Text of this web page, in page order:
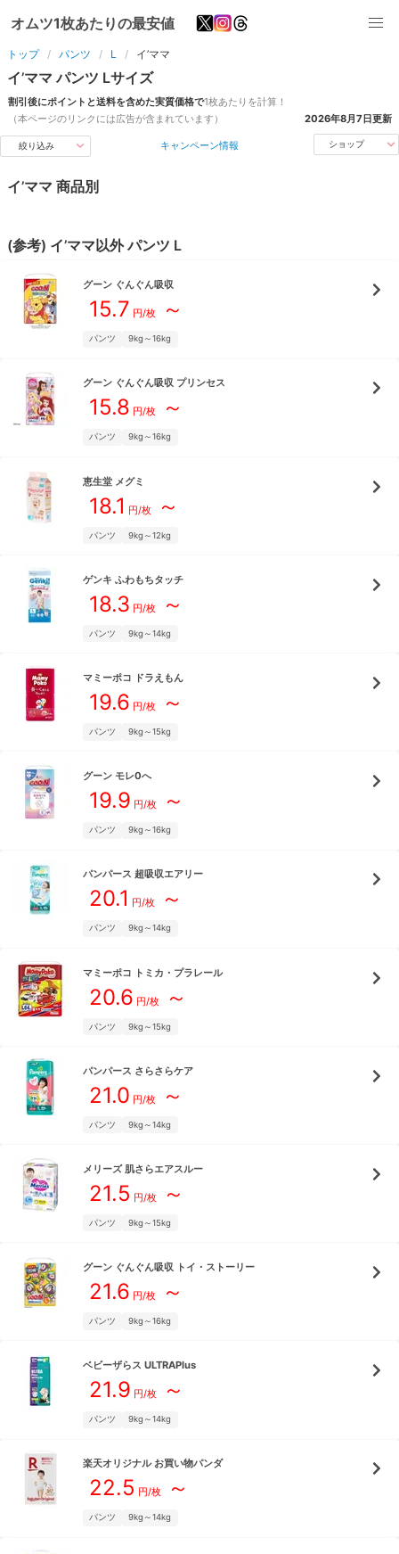
オムツ1枚あたりの最安値
トップ パンツ L イ’ママ
イ’ママ パンツ Lサイズ
割引後にポイントと送料を含めた実質価格で1枚あたりを計算！
（本ページのリンクには広告が含まれています）
2026年8月7日更新
絞り込み キャンペーン情報 ショップ
イ’ママ 商品別
(参考) イ’ママ以外パンツ L
グーン ぐんぐん吸収
15.7 円/枚～
パンツ 9kg～16kg
グーン ぐんぐん吸収 プリンセス
15.8 円/枚～
パンツ 9kg～16kg
恵生堂 メグミ
18.1 円/枚～
パンツ 9kg～12kg
ゲンキ ふわもちタッチ
18.3 円/枚～
パンツ 9kg～14kg
マミーポコ ドラえもん
19.6 円/枚～
パンツ 9kg～15kg
グーン モレ0へ
19.9 円/枚～
パンツ 9kg～16kg
パンパース 超吸収エアリー
20.1 円/枚～
パンツ 9kg～14kg
マミーポコ トミカ・プラレール
20.6 円/枚～
パンツ 9kg～15kg
パンパース さらさらケア
21.0 円/枚～
パンツ 9kg～14kg
メリーズ 肌さらエアスルー
21.5 円/枚～
パンツ 9kg～15kg
グーン ぐんぐん吸収 トイ・ストーリー
21.6 円/枚～
パンツ 9kg～16kg
ベビーザらス ULTRAPlus
21.9 円/枚～
パンツ 9kg～14kg
楽天オリジナル お買い物パンダ
22.5 円/枚～
パンツ 9kg～14kg